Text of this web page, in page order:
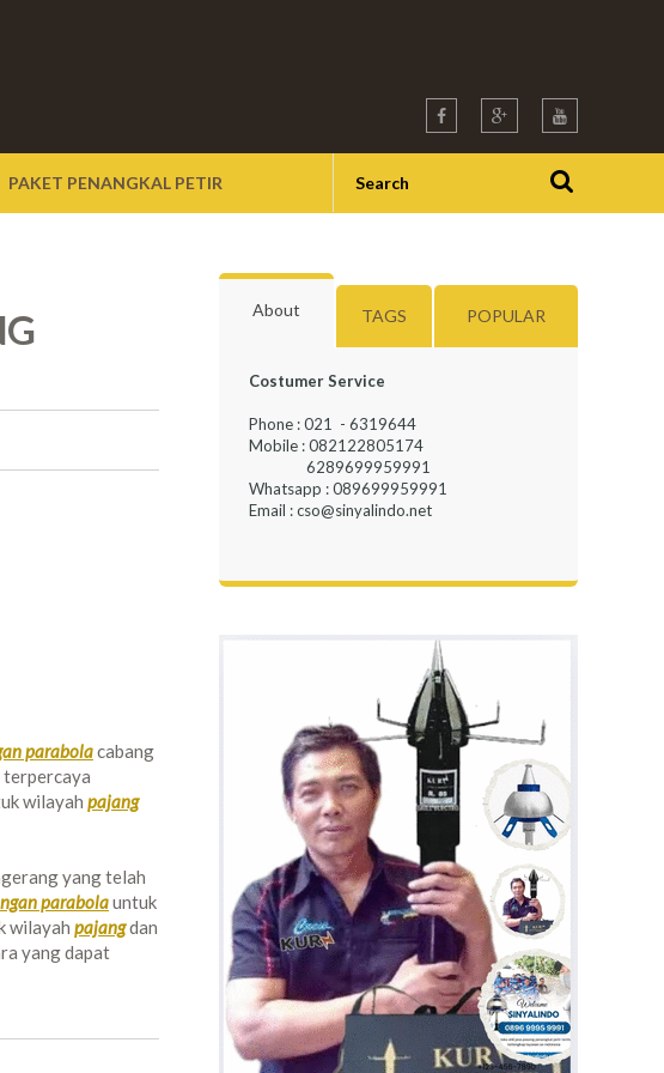
PAKET PENANGKAL PETIR
parabolacabang
terpercaya
wilayah pajang
yang telah
parabolauntuk
wilayah pajangdan
yang dapat
About TAGS POPULAR
Costumer Service
Phone : 021 - 6319644
Mobile : 082122805174
6289699959991
Whatsapp : 089699959991
Email : cso@sinyalindo.net